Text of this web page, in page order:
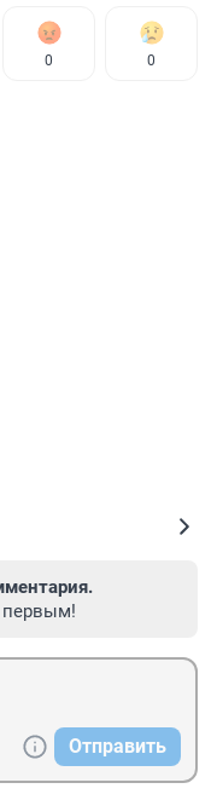
0 0
первым!
Отправить